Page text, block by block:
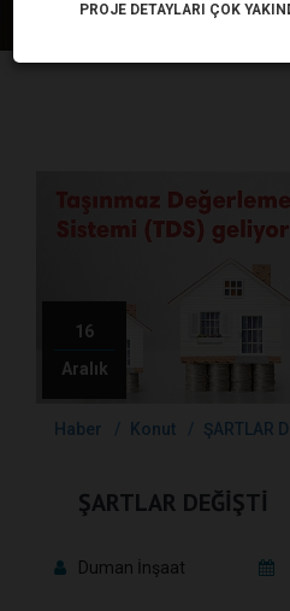
16
Aralık
Haber Konut ŞARTLAR
ŞARTLAR DEĞİŞTİ
Duman İnşaat
PROJE DETAYLARI ÇOK